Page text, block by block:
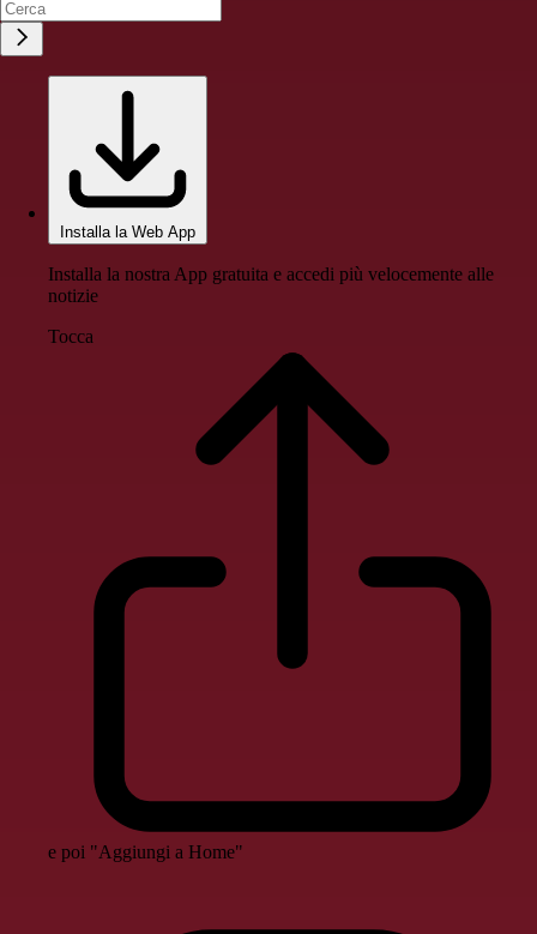
Installa la Web App
Installa la nostra App gratuita e accedi più velocemente alle
notizie
Tocca
e poi "Aggiungi a Home"